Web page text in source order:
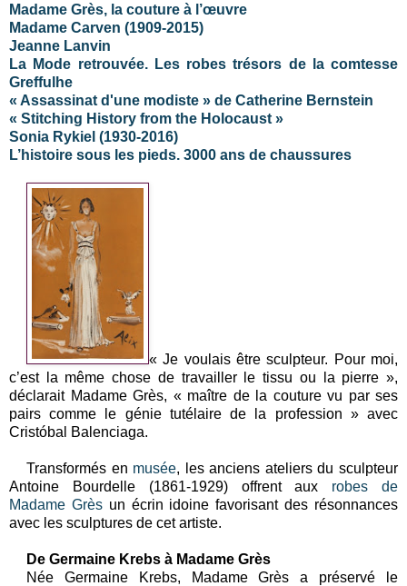
Madame Grès, la couture à l’œuvre
Madame Carven (1909-2015)
Jeanne Lanvin
La Mode retrouvée. Les robes trésors de la comtesse
Greffulhe
« Assassinat d'une modiste » de Catherine Bernstein
« Stitching History from the Holocaust »
Sonia Rykiel (1930-2016)
L’histoire sous les pieds. 3000 ans de chaussures
« Je voulais être sculpteur. Pour moi,
c’est la même chose de travailler le tissu ou la pierre »,
déclarait Madame Grès, « maître de la couture vu par ses
pairs comme le génie tutélaire de la profession » avec
Cristóbal Balenciaga.
Transformés en musée, les anciens ateliers du sculpteur
Antoine Bourdelle (1861-1929) offrent aux robes de
Madame Grèsun écrin idoine favorisant des résonnances
avec les sculptures de cet artiste.
De Germaine Krebs à Madame Grès
Née Germaine Krebs, Madame Grès a préservé le